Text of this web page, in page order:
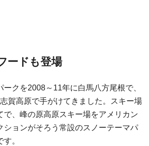
ードも登場
ークを2008～11年に白馬八方尾根で、
賀高原で手がけてきました。スキー場
で、峰の原高原スキー場をアメリカン
ションがそろう常設のスノーテーマパ
。